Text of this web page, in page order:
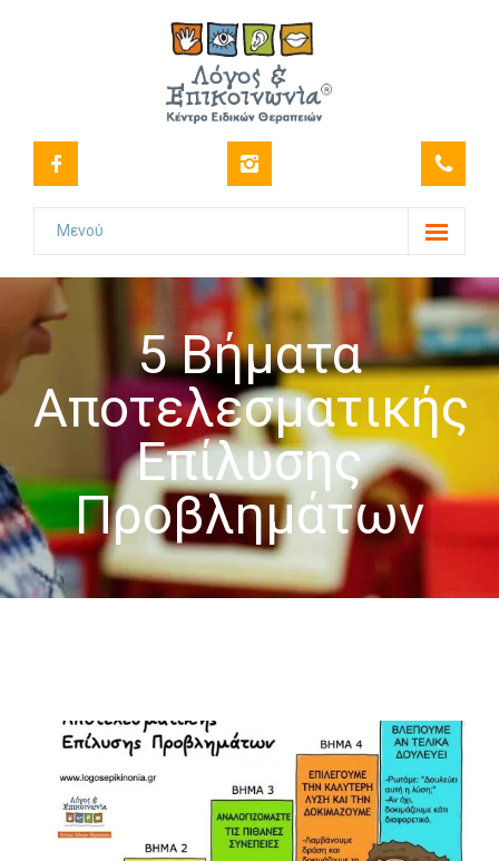
Μενού
Το Κέντρο
-- Όραμα
-- Πιστοποιήσεις
-- Στελέχωση
-- Επιστημονική Υπεύθυνη
-- Τα Νέα μας
-- Θεραπευτικά Υλικά & Μέθοδοι
-- Διασφάλιση Ποιότητας – Υγιεινή Χώρων
-- Ατομικά Προγράμματα
5 Βήματα
Αποτελεσματικής
Επίλυσης
Προβλημάτων